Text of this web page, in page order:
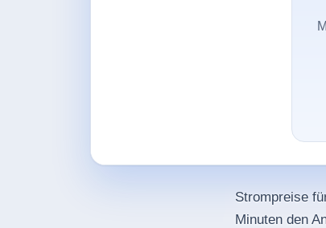
Strompreise
Minuten den